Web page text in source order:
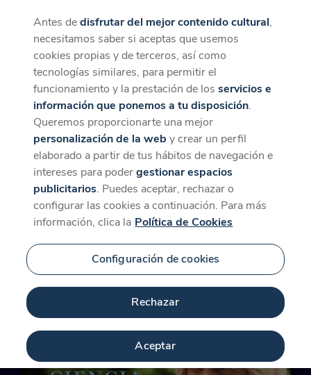
CaixaForum+
La mejor experiencia desde la App
Descargar
Contenido relacionado
para 'Symbiotic Earth'
Novedad
Antes dedisfrutar del mejor contenido cultural,
necesitamos saber si aceptas que usemos
cookies propias y de terceros, así como
tecnologías similares, para permitir el
funcionamiento y la prestación de losservicios e
información que ponemos a tu disposición.
Queremos proporcionarte una mejor
personalización de la web y crear un perfil
elaborado a partir de tus hábitos de navegación e
intereses para podergestionar espacios
publicitarios. Puedes aceptar, rechazar o
configurar las cookies a continuación. Para más
información, clica la Política de Cookies
Configuración de cookies
Rechazar
Aceptar